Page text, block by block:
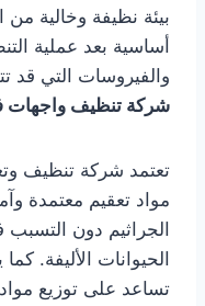
بيئة نظيفة وخالية من
أساسية بعد عملية
والفيروسات التي قد
شركة تنظيف واجهات
تعتمد شركة تنظيف
مواد تعقيم معتمدة
الجراثيم دون
الحيوانات الأليفة.
تساعد على توزيع